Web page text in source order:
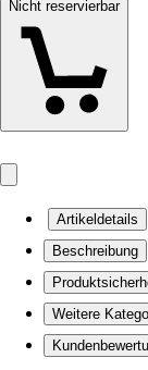
Nicht reservierbar
Artikeldetails
Beschreibung
Weitere